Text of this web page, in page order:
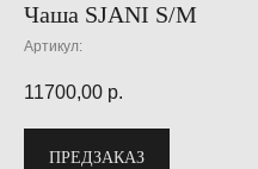
Чаша SJANI S/M
Артикул:
11700,00 р.
ПРЕДЗАКАЗ